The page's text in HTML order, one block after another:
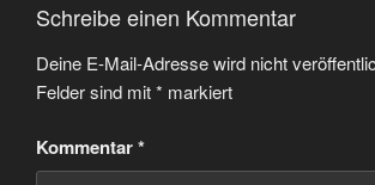
Schreibe einen Kommentar
Deine E-Mail-Adresse wird nicht
Felder sind mit* markiert
Kommentar*